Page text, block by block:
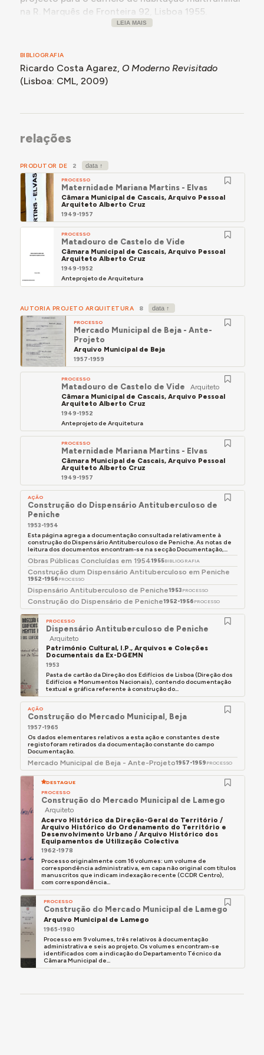
na R. Marquês de Fronteira 92, Lisboa 1955.
- Co-autor, com Keil do Amaral, do projecto para a
- Autor do projecto do Hotel Alvor-Praia, Algarve,
publ. in “Arquitectura” nº100, Novembro-Dezembro
1967, et in “Binário” nº114, Março 1968, bem como
hoteleiras em todo o país."
(Lisboa: CML, 2009), p. 270.
LEIA MAIS
BIBLIOGRAFIA
Ricardo Costa Agarez, O Moderno Revisitado
(Lisboa: CML, 2009)
relações
PRODUTOR DE 2
PROCESSO
Maternidade Mariana Martins - Elvas
Câmara Municipal de Cascais, Arquivo Pessoal
Arquiteto Alberto Cruz
1949-1957
PROCESSO
Matadouro de Castelo de Vide
Câmara Municipal de Cascais, Arquivo Pessoal
Arquiteto Alberto Cruz
1949-1952
Anteprojeto de Arquitetura
AUTORIA PROJETO ARQUITETURA 8
PROCESSO
Mercado Municipal de Beja - Ante-
Projeto
Arquivo Municipal de Beja
1957-1959
PROCESSO
Matadouro de Castelo de Vide
Arquiteto
Câmara Municipal de Cascais, Arquivo Pessoal
Arquiteto Alberto Cruz
1949-1952
Anteprojeto de Arquitetura
PROCESSO
Maternidade Mariana Martins - Elvas
Câmara Municipal de Cascais, Arquivo Pessoal
Arquiteto Alberto Cruz
1949-1957
AÇÃO
Construção do Dispensário Antituberculoso de
Peniche
1953-1954
Esta página agrega a documentação consultada relativamente à
construção do Dispensário Antituberculoso de Peniche. As notas de
leitura dos documentos encontram-se na secção Documentação,...
Obras Públicas Concluídas em 19541955BIBLIOGRAFIA
Construção dum Dispensário Antituberculoso em Peniche
1952-1956 PROCESSO
Dispensário Antituberculoso de Peniche1953 PROCESSO
Construção do Dispensário de Peniche1952-1956 PROCESSO
PROCESSO
Dispensário Antituberculoso de Peniche
Arquiteto
Património Cultural, I.P., Arquivos e Coleções
Documentais da Ex-DGEMN
1953
Pasta de cartão da Direção dos Edifícios de Lisboa (Direção dos
Edifícios e Monumentos Nacionais), contendo documentação
textual e gráfica referente à construção do...
AÇÃO
Construção do Mercado Municipal, Beja
1957-1965
Os dados elementares relativos a esta ação e constantes deste
registo foram retirados da documentação constante do campo
Documentação.
Mercado Municipal de Beja - Ante-Projeto1957-1959 PROCESSO
DESTAQUE
PROCESSO
Construção do Mercado Municipal de Lamego
Arquiteto
Acervo Histórico da Direção-Geral do Território /
Arquivo Histórico do Ordenamento do Território e
Desenvolvimento Urbano / Arquivo Histórico dos
Equipamentos de Utilização Colectiva
1962-1978
Processo originalmente com 16 volumes: um volume de
correspondência administrativa, em capa não original com títulos
manuscritos que indicam indexação recente (CCDR Centro),
com correspondência...
PROCESSO
Construção do Mercado Municipal de Lamego
Arquivo Municipal de Lamego
1965-1980
Processo em 9 volumes, três relativos à documentação
administrativa e seis ao projeto. Os volumes encontram-se
identificados com a indicação do Departamento Técnico da
Câmara Municipal de...